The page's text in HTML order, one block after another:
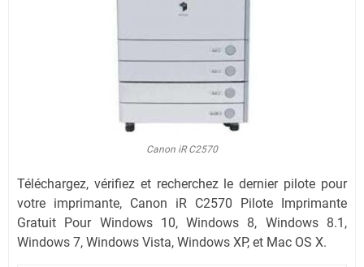
Canon iR C2570
Téléchargez, vérifiez et recherchez le dernier pilote pour
votre imprimante, Canon iR C2570 Pilote Imprimante
Gratuit Pour Windows 10, Windows 8, Windows 8.1,
Windows 7, Windows Vista, Windows XP, et Mac OS X.